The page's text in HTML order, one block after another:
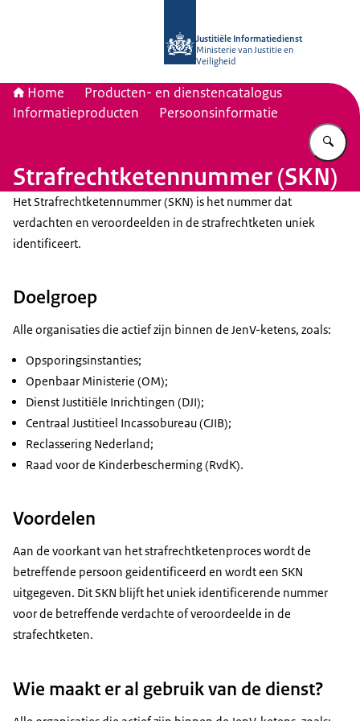
Justitiële Informatiedienst
Ministerie van Justitie en
Veiligheid
Home
Producten- en dienstencatalogus
Informatieproducten
Persoonsinformatie
Strafrechtketennummer (SKN)
Het Strafrechtketennummer (SKN) is het nummer dat
verdachten en veroordeelden in de strafrechtketen uniek
identificeert.
Doelgroep
Alle organisaties die actief zijn binnen de JenV-ketens, zoals:
Opsporingsinstanties;
Openbaar Ministerie (OM);
Dienst Justitiële Inrichtingen (DJI);
Centraal Justitieel Incassobureau (CJIB);
Reclassering Nederland;
Raad voor de Kinderbescherming (RvdK).
Voordelen
Aan de voorkant van het strafrechtketenproces wordt de
betreffende persoon geidentificeerd en wordt een SKN
uitgegeven. Dit SKN blijft het uniek identificerende nummer
voor de betreffende verdachte of veroordeelde in de
strafechtketen.
Wie maakt er al gebruik van de dienst?